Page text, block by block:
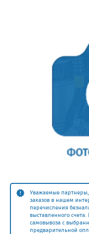
Уважаемые
заказов в нашем
перечисления
выставленного
самовывоза с
предварительной